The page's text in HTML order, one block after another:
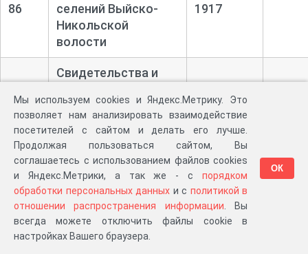
86
селений Выйско-
Никольской
волости
1917
87
Свидетельства и
Выйско-
Никкольской
волости о продаже
лошадей и коров
1917
Постановления,
распоряжения и
циркуляры высших
органов
Мы используем cookies и Яндекс.Метрику. Это
позволяет нам анализировать взаимодействие
посетителей с сайтом и делать его лучше.
Продолжая пользоваться сайтом, Вы
соглашаетесь с использованием файлов cookies
и Яндекс.Метрики, а так же - с порядком
обработки персональных данных и с политикой в
отношении распространения информации . Вы
всегда можете отключить файлы cookie в
настройках Вашего браузера.
ОК